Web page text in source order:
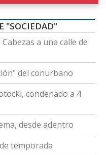
"SOCIEDAD"
a una calle de
del conurbano
condenado a 4
desde adentro
temporada